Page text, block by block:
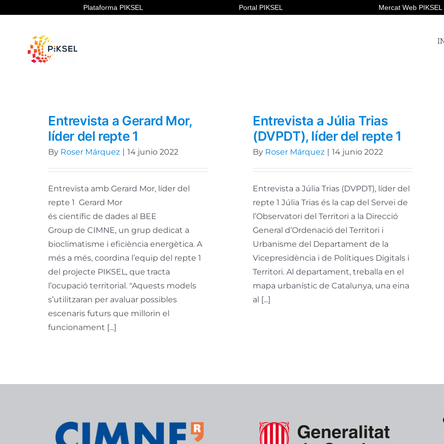
Entrevista a Gerard Mor,
líder del repte 1
By Roser Márquez | 14 junio 2022
Entrevista amb Gerard Mor, líder del
repte 1 Gerard Mor
és científic de dades al BEE
Group de CIMNE, un grup dedicat a
bioclimatisme i eficiència energètica. A
més a més, coordina l’equip del repte 1
del projecte PIKSEL, que tracta
l’ocupació territorial. "Aquests models
s’utilitzaran per avaluar possibles
escenaris futurs que millorin el
funcionament [...]
Entrevista a Júlia Trias
(DVPDT), líder del repte 1
By Roser Márquez | 14 junio 2022
Entrevista a Júlia Trias (DVPDT), líder del
repte 1 Júlia Trias és la cap del Servei de
l’Observatori del Territori a la Direcció
General d’Ordenació del Territori i
Urbanisme del Departament de la
Vicepresidència i de Polítiques Digitals i
Territori. Al departament, treballa en el
mapa urbanístic de Catalunya, una eina
al [...]
Plataforma PIKSEL Portal PIKSEL Mercat Web PIKSEL